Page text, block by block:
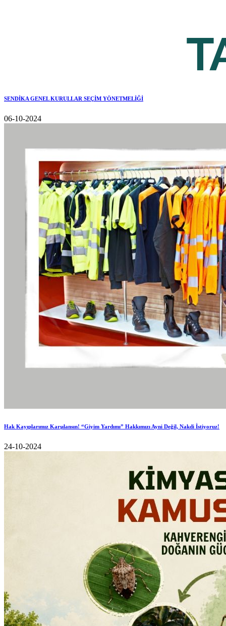
SENDİKA GENEL KURULLAR SEÇİM YÖNETMELİĞİ
06-10-2024
Hak Kayıplarımız Karşılansın! “Giyim Yardımı” Hakkımızı Ayni Değil, Nakdi İstiyoruz!
24-10-2024